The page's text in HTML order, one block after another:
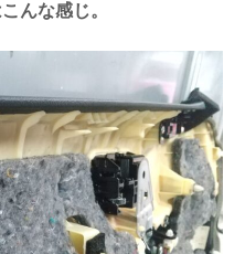
んな感じ。